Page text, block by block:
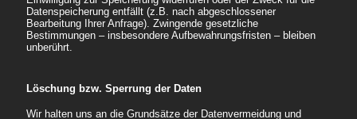
Datenspeicherung entfällt (z.B. nach abgeschlossener
Bearbeitung Ihrer Anfrage). Zwingende gesetzliche
Bestimmungen – insbesondere Aufbewahrungsfristen – bleiben
unberührt.
Löschung bzw. Sperrung der Daten
Wir halten uns an die Grundsätze der Datenvermeidung und